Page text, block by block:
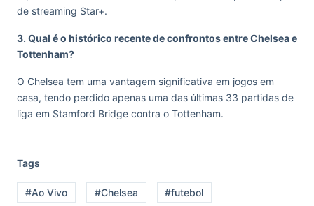
de streaming Star+.
3. Qual é o histórico recente de confrontos entre Chelsea e
Tottenham?
O Chelsea tem uma vantagem significativa em jogos em
casa, tendo perdido apenas uma das últimas 33 partidas de
liga em Stamford Bridge contra o Tottenham.
Tags
#Ao Vivo #Chelsea #futebol